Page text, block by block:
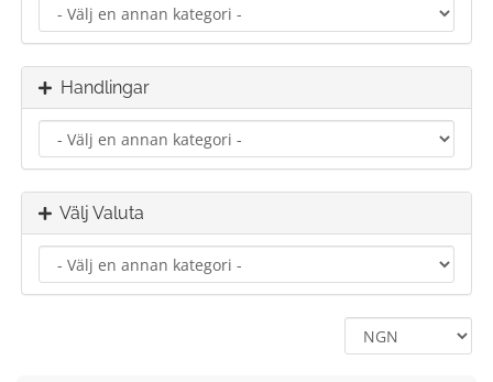
Handlingar
Välj Valuta